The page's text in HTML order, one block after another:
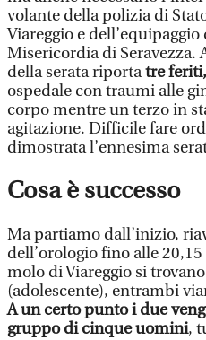
volante della polizia di
Viareggio e
Misericordia di Seravezza.
della serata riportatre feriti,
ospedale con traumi alle
corpo mentre un terzo in
agitazione. Difficile fare
dimostrata l’ennesima
Cosa è successo
Ma partiamo dall’inizio,
dell’orologio fino alle
molo di Viareggio si
(adolescente), entrambi
A un certo punto i due
gruppo di cinque uomini,